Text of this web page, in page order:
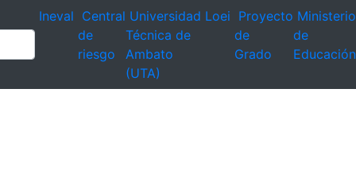
Ineval Central
de
riesgo
Universidad
Técnica de
Ambato
(UTA)
Loei Proyecto
de
Grado
Ministerio
de
Educación